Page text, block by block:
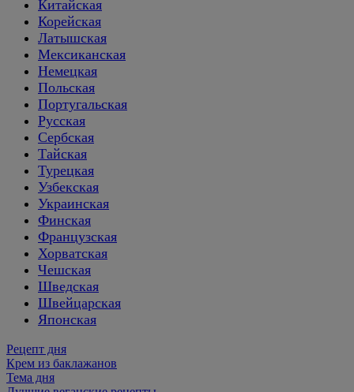
Китайская
Корейская
Латышская
Мексиканская
Немецкая
Польская
Португальская
Русская
Сербская
Тайская
Турецкая
Узбекская
Украинская
Финская
Французская
Хорватская
Чешская
Шведская
Швейцарская
Японская
Рецепт дня
Крем из баклажанов
Тема дня